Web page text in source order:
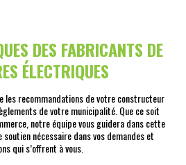
DES FABRICANTS DE
ÉLECTRIQUES
les recommandations de votre constructeur
de votre municipalité. Que ce soit
notre équipe vous guidera dans cette
nécessaire dans vos demandes et
qui s’offrent à vous.